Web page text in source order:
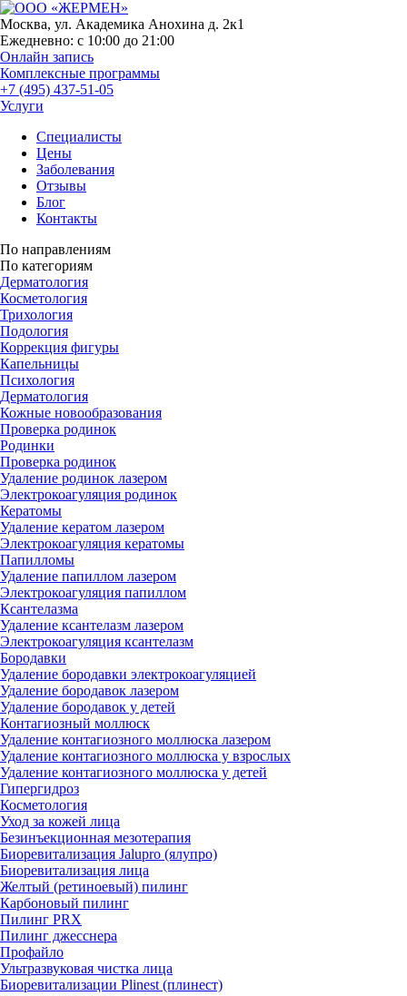
Москва, ул. Академика Анохина д. 2к1
Ежедневно: с 10:00 до 21:00
Онлайн запись
Комплексные программы
+7 (495) 437-51-05
Услуги
Специалисты
Цены
Заболевания
Отзывы
Блог
Контакты
По направлениям
По категориям
Дерматология
Косметология
Трихология
Подология
Коррекция фигуры
Капельницы
Психология
Дерматология
Кожные новообразования
Проверка родинок
Родинки
Проверка родинок
Удаление родинок лазером
Электрокоагуляция родинок
Кератомы
Удаление кератом лазером
Электрокоагуляция кератомы
Папилломы
Удаление папиллом лазером
Электрокоагуляция папиллом
Ксантелазма
Удаление ксантелазм лазером
Электрокоагуляция ксантелазм
Бородавки
Удаление бородавки электрокоагуляцией
Удаление бородавок лазером
Удаление бородавок у детей
Контагиозный моллюск
Удаление контагиозного моллюска лазером
Удаление контагиозного моллюска у взрослых
Удаление контагиозного моллюска у детей
Гипергидроз
Косметология
Уход за кожей лица
Безинъекционная мезотерапия
Биоревитализация Jalupro (ялупро)
Биоревитализация лица
Желтый (ретиноевый) пилинг
Карбоновый пилинг
Пилинг PRX
Пилинг джесснера
Профайло
Ультразвуковая чистка лица
Биоревитализации Plinest (плинест)